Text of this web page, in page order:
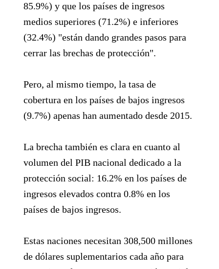
85.9%) y que los países de ingresos
medios superiores (71.2%) e inferiores
(32.4%) "están dando grandes pasos para
cerrar las brechas de protección".
Pero, al mismo tiempo, la tasa de
cobertura en los países de bajos ingresos
(9.7%) apenas han aumentado desde 2015.
La brecha también es clara en cuanto al
volumen del PIB nacional dedicado a la
protección social: 16.2% en los países de
ingresos elevados contra 0.8% en los
países de bajos ingresos.
Estas naciones necesitan 308,500 millones
de dólares suplementarios cada año para